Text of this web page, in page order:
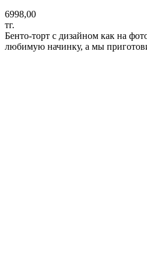
6998,00
тг.
Бенто-торт с дизайном как на
любимую начинку, а мы